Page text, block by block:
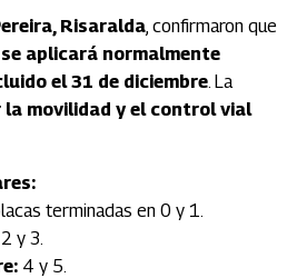
Risaralda, confirmaron que
aplicará normalmente
el 31 de diciembre. La
movilidad y el control vial
terminadas en 0 y 1.
2 y 3.
4 y 5.